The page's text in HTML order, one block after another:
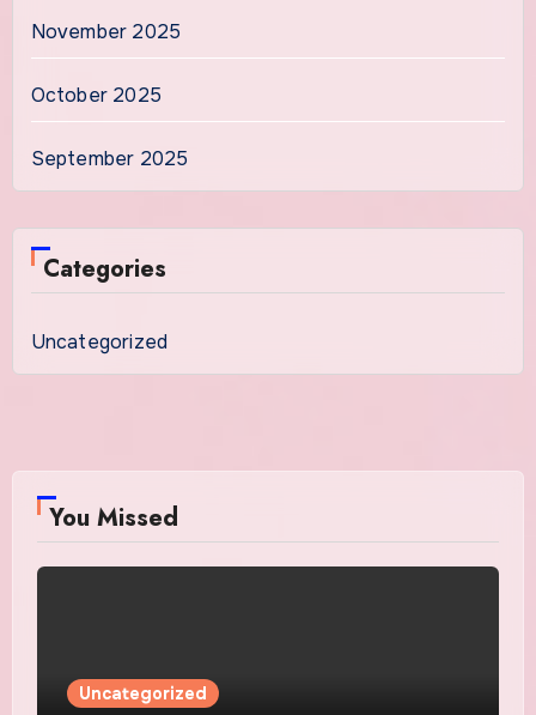
November 2025
October 2025
September 2025
Categories
Uncategorized
You Missed
Uncategorized